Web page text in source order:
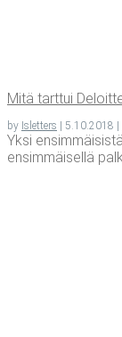
Mitä tart­tui
by Isletters | 5.10.2018 |
Yksi
ensimmäisellä